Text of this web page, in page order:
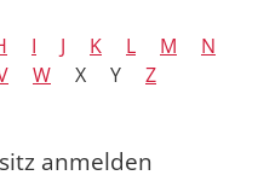
I J K L M
N
W X Y Z
anmelden